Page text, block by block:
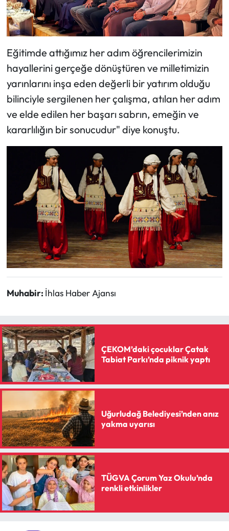
Eğitimde attığımız her adım öğrencilerimizin
hayallerini gerçeğe dönüştüren ve milletimizin
yarınlarını inşa eden değerli bir yatırım olduğu
bilinciyle sergilenen her çalışma, atılan her adım
ve elde edilen her başarı sabrın, emeğin ve
kararlılığın bir sonucudur" diye konuştu.
Muhabir: İhlas Haber Ajansı
ÇEKOM’daki çocuklar Çatak
Tabiat Parkı’nda piknik yaptı
Uğurludağ Belediyesi’nden anız
yakma uyarısı
TÜGVA Çorum Yaz Okulu’nda
renkli etkinlikler